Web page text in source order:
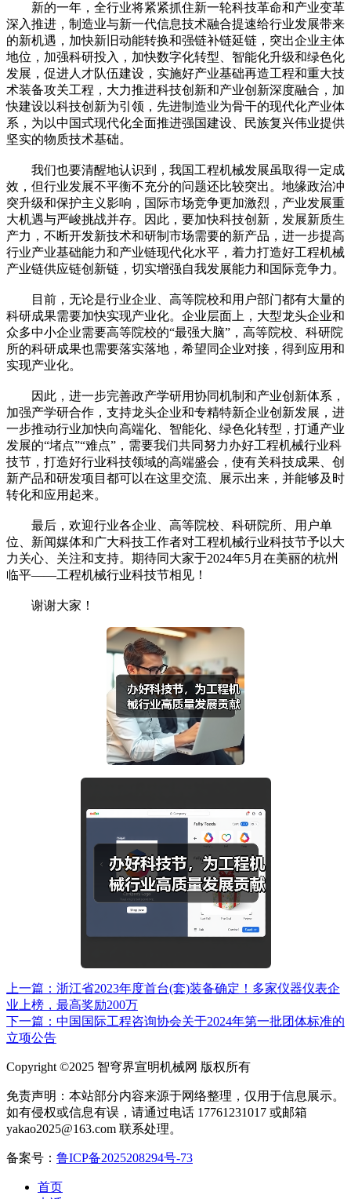
新的一年，全行业将紧紧抓住新一轮科技革命和产业变革
深入推进，制造业与新一代信息技术融合提速给行业发展带来
的新机遇，加快新旧动能转换和强链补链延链，突出企业主体
地位，加强科研投入，加快数字化转型、智能化升级和绿色化
发展，促进人才队伍建设，实施好产业基础再造工程和重大技
术装备攻关工程，大力推进科技创新和产业创新深度融合，加
快建设以科技创新为引领，先进制造业为骨干的现代化产业体
系，为以中国式现代化全面推进强国建设、民族复兴伟业提供
坚实的物质技术基础。
我们也要清醒地认识到，我国工程机械发展虽取得一定成
效，但行业发展不平衡不充分的问题还比较突出。地缘政治冲
突升级和保护主义影响，国际市场竞争更加激烈，产业发展重
大机遇与严峻挑战并存。因此，要加快科技创新，发展新质生
产力，不断开发新技术和研制市场需要的新产品，进一步提高
行业产业基础能力和产业链现代化水平，着力打造好工程机械
产业链供应链创新链，切实增强自我发展能力和国际竞争力。
目前，无论是行业企业、高等院校和用户部门都有大量的
科研成果需要加快实现产业化。企业层面上，大型龙头企业和
众多中小企业需要高等院校的“最强大脑”，高等院校、科研院
所的科研成果也需要落实落地，希望同企业对接，得到应用和
实现产业化。
因此，进一步完善政产学研用协同机制和产业创新体系，
加强产学研合作，支持龙头企业和专精特新企业创新发展，进
一步推动行业加快向高端化、智能化、绿色化转型，打通产业
发展的“堵点”“难点”，需要我们共同努力办好工程机械行业科
技节，打造好行业科技领域的高端盛会，使有关科技成果、创
新产品和研发项目都可以在这里交流、展示出来，并能够及时
转化和应用起来。
最后，欢迎行业各企业、高等院校、科研院所、用户单
位、新闻媒体和广大科技工作者对工程机械行业科技节予以大
力关心、关注和支持。期待同大家于2024年5月在美丽的杭州
临平——工程机械行业科技节相见！
谢谢大家！
上一篇：浙江省2023年度首台(套)装备确定！多家仪器仪表企
业上榜，最高奖励200万
下一篇：中国国际工程咨询协会关于2024年第一批团体标准的
立项公告
Copyright ©2025 智穹界宣明机械网 版权所有
免责声明：本站部分内容来源于网络整理，仅用于信息展示。
如有侵权或信息有误，请通过电话 17761231017 或邮箱
yakao2025@163.com 联系处理。
备案号： 鲁ICP备2025208294号-73
首页